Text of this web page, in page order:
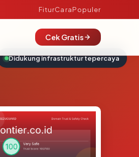
FiturCaraPopuler
Cek Gratis
Didukung infrastruktur tepercaya